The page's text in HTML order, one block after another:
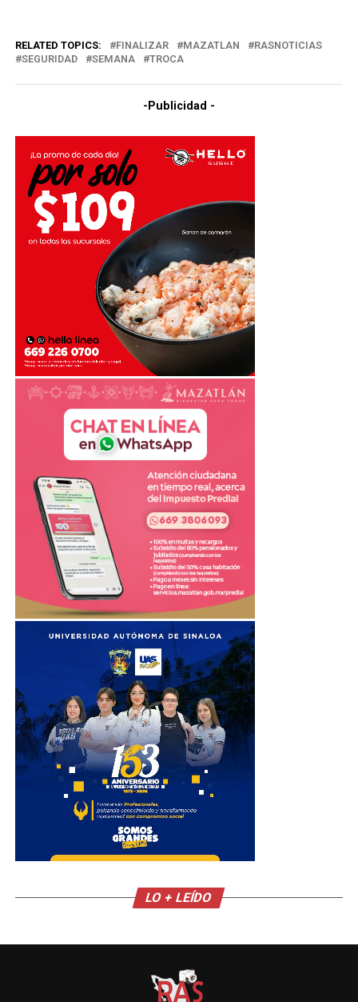
RELATED TOPICS: FINALIZAR MAZATLAN
RASNOTICIAS
SEGURIDAD
SEMANA TROCA
-Publicidad -
LO + LEÍDO